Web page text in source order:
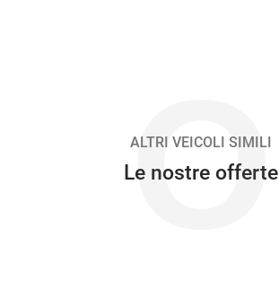
O
ALTRI VEICOLI SIMILI
Le nostre offerte